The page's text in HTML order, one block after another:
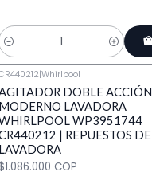
|Whirlpool
DOBLE ACCIÓN
LAVADORA
WP3951744
| REPUESTOS DE
COP